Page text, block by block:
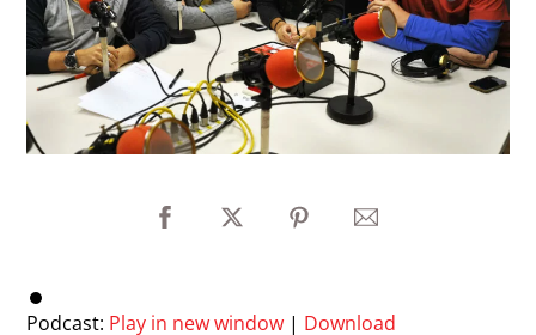
Podcast: Play in new window | Download